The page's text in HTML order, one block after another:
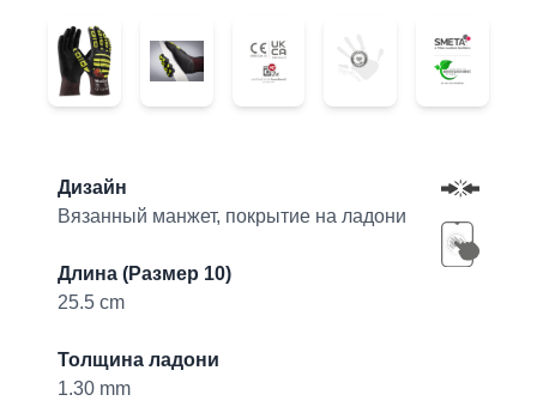
44-6745FI
44-6745FI
44-6745FI 44-6745FI 44-
Product information
Дизайн
Вязанный манжет, покрытие на ладони
Длина (Размер 10)
25.5 cm
Толщина ладони
1.30 mm